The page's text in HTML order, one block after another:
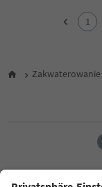
6
13
14
1
Zakwaterowanie